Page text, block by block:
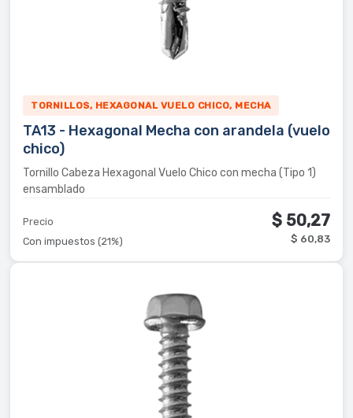
TORNILLOS, HEXAGONAL VUELO CHICO, MECHA
TA13 - Hexagonal Mecha con arandela (vuelo
chico)
Tornillo Cabeza Hexagonal Vuelo Chico con mecha (Tipo 1)
ensamblado
Precio $ 50,27
Con impuestos (21%) $ 60,83